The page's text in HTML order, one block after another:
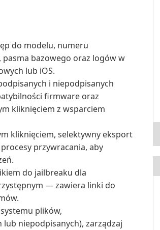
do modelu, numeru
bazowego oraz logów w
lub iOS.
i niepodpisanych
firmware oraz
kliknięciem z wsparciem
kliknięciem, selektywny eksport
przywracania, aby
do jailbreaku dla
— zawiera linki do
plików,
niepodpisanych), zarządzaj